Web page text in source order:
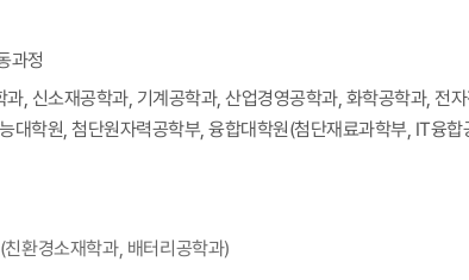
과정
, 신소재공학과, 기계공학과, 산업경영공학과, 화학공학과, 전
대학원, 첨단원자력공학부, 융합대학원(첨단재료과학부, IT융
환경소재학과, 배터리공학과)